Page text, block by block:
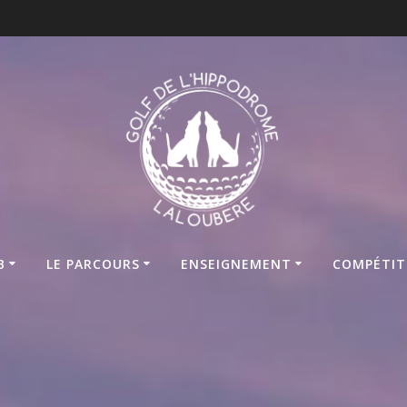
LE PARCOURS ENSEIGNEMENT